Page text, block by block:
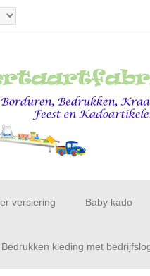
versiering Baby kado
Bedrukken kleding met